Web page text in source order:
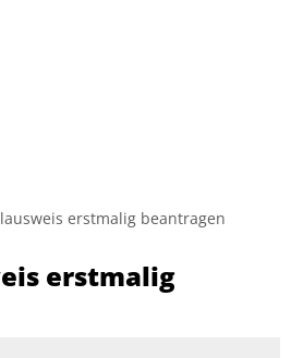
erstmalig beantragen
erstmalig